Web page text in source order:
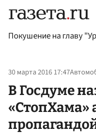
Покушение на главу
30 марта 2016 17:47
В Госдуме
«СтопХама»